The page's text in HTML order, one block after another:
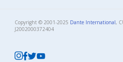
Copyright © 2001-2025 Dante International,
J2002000372404​